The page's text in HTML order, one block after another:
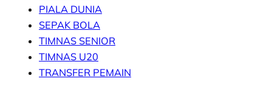
PIALA DUNIA
SEPAK BOLA
TIMNAS SENIOR
TIMNAS U20
TRANSFER PEMAIN